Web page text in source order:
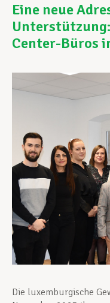
Ihre Rechte
Mitglied
Aktuell
Eine neue
Center-Büros
Die luxemburgische